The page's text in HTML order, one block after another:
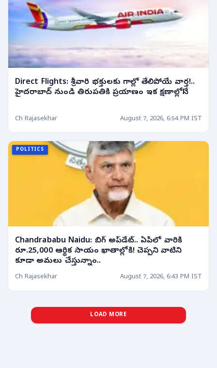
Direct Flights: శ్రీవారి భక్తులకు గాల్లో తేలిపోయే వార్త!..
హైదరాబాద్ నుండి తిరుపతికి ప్రయాణం ఇక క్షణాల్లోనే!
Ch Rajasekhar August 7, 2026, 6:54 PM IST
POLITICS
Chandrababu Naidu: బిగ్ అప్‌డేట్.. ఏపీలో వారికి
రూ.25,000 ఆర్థిక సాయం ఖాతాల్లోకి! చెప్పని వాటిని
కూడా అమలు చేస్తున్నాం..
Ch Rajasekhar August 7, 2026, 6:43 PM IST
LOAD MORE